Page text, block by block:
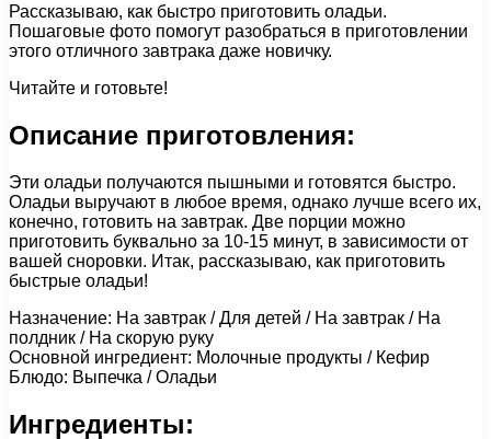
Рассказываю, как быстро приготовить оладьи.
Пошаговые фото помогут разобраться в приготовлении
этого отличного завтрака даже новичку.
Читайте и готовьте!
Описание приготовления:
Эти оладьи получаются пышными и готовятся быстро.
Оладьи выручают в любое время, однако лучше всего их,
конечно, готовить на завтрак. Две порции можно
приготовить буквально за 10-15 минут, в зависимости от
вашей сноровки. Итак, рассказываю, как приготовить
быстрые оладьи!
Назначение: На завтрак / Для детей / На завтрак / На
полдник / На скорую руку
Основной ингредиент: Молочные продукты / Кефир
Блюдо: Выпечка / Оладьи
Ингредиенты: